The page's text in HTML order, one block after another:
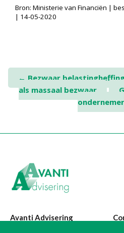
Klantenportaal – Online dossiers
Bron: Ministerie van Financiën |
| 14-05-2020
Post
navigation
← Bezwaar
als massaal bezwaar
Avanti Advisering